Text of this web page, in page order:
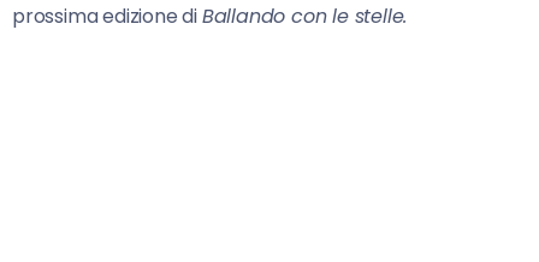
prossima edizione diBallando con le stelle.